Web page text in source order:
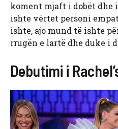
koment mjaft i dobët dhe
ishte vërtet personi
ishte, ajo mund të ishte
rrugën e lartë dhe duke i
Debutimi i